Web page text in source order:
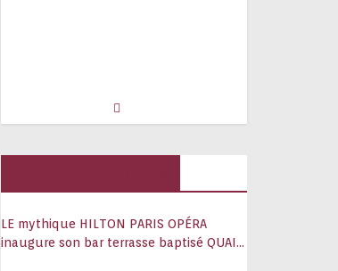
LE mythique HILTON PARIS OPÉRA
inaugure son bar terrasse baptisé QUAI